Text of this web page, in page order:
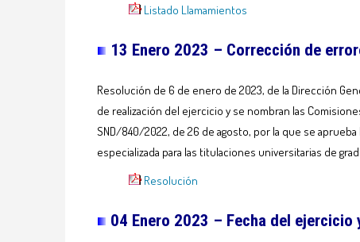
Listado Llamamientos
13 Enero 2023 – Corrección de
Resolución de 6 de enero de 2023, de la Dirección
de realización del ejercicio y se nombran las
SND/840/2022, de 26 de agosto, por la que se
especializada para las titulaciones universitarias de
Resolución
04 Enero 2023 – Fecha del ejercicio